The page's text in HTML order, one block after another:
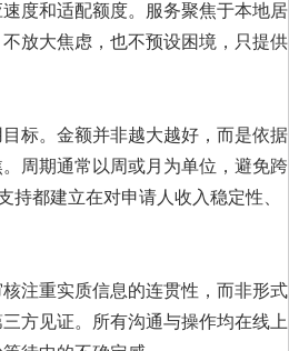
度和适配额度。服务聚焦于本地居
放大焦虑，也不预设困境，只提供
标。金额并非越大越好，而是依据
周期通常以周或月为单位，避免跨
持都建立在对申请人收入稳定性、
注重实质信息的连贯性，而非形式
方见证。所有沟通与操作均在线上